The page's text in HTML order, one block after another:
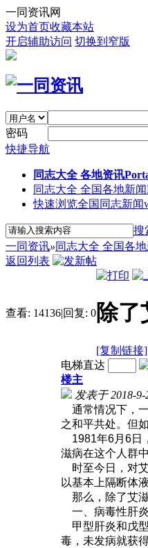
一同资讯网
设为首页收藏本站
开启辅助访问 切换到窄版
密码
快捷导航
同志大全 各地资讯
同志大全 全国各地新闻
快速浏览全国同志新闻
搜
一同资讯»同志大全 全国各
返回列表
查看: 14136|回复: 0 除了
[复制链接]
电梯直达
楼主
发表于 2018-9-
通常情况下，
之和平共处。但
1981年6月6日
滋病在这个人群
时至今日，对
以基本上隔断体
那么，除了艾
一、病毒性肝炎
甲型肝炎和戊
毒，未发病就获